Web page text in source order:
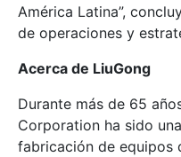
América Latina”,
de operaciones y
Acerca de LiuGong
Durante más de 65
Corporation ha sido
fabricación de equipos